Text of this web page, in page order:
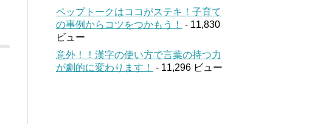
ペップトークはココがステキ！子育て
の事例からコツをつかもう！
- 11,830
ビュー
意外！！漢字の使い方で言葉の持つ力
が劇的に変わります！
- 11,296 ビュー